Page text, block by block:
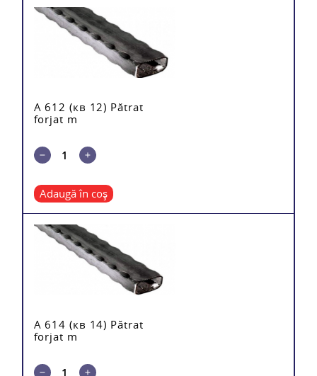
A 612 (кв 12) Pătrat
forjat m
Adaugă în coș
A 614 (кв 14) Pătrat
forjat m